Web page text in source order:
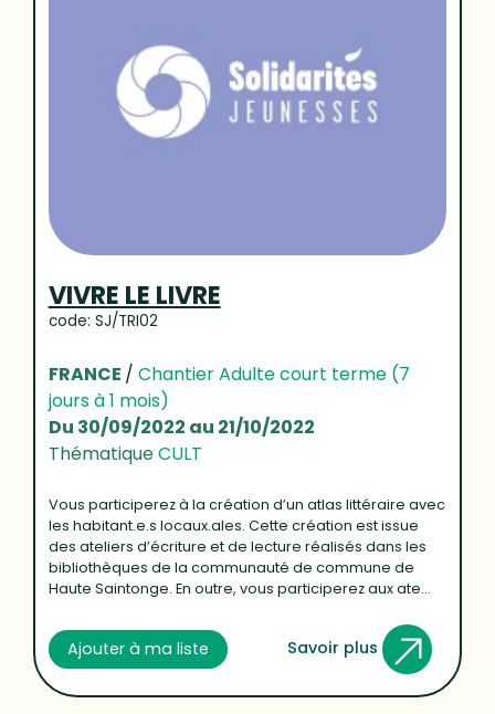
VIVRE LE LIVRE
code: SJ/TRI02
FRANCE / Chantier Adulte court terme (7
jours à 1 mois)
Du 30/09/2022 au 21/10/2022
ThématiqueCULT
Vous participerez à la création d’un atlas littéraire avec
les habitant.e.s locaux.ales. Cette création est issue
des ateliers d’écriture et de lecture réalisés dans les
bibliothèques de la communauté de commune de
Haute Saintonge. En outre, vous participerez aux ate...
Ajouter à ma liste Savoir plus